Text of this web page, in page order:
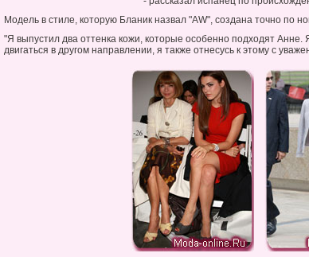
Модель в стиле, которую Бланик назвал "AW", создана точно по
"Я выпустил два оттенка кожи, которые особенно подходят
двигаться в другом направлении, я также отнесусь к этому с